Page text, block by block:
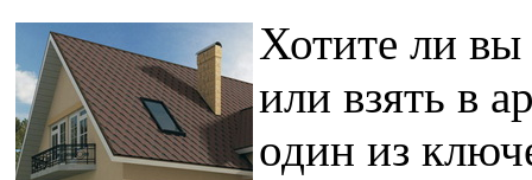
Хотите ли вы
или взять в
один из